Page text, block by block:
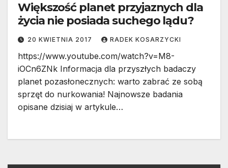
Większość planet przyjaznych dla
życia nie posiada suchego lądu?
20 KWIETNIA 2017 RADEK KOSARZYCKI
https://www.youtube.com/watch?v=M8-
iOCn6ZNk Informacja dla przyszłych badaczy
planet pozasłonecznych: warto zabrać ze sobą
sprzęt do nurkowania! Najnowsze badania
opisane dzisiaj w artykule…